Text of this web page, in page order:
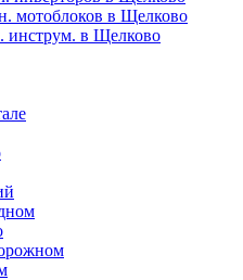
мотоблоков в Щелково
инструм. в Щелково